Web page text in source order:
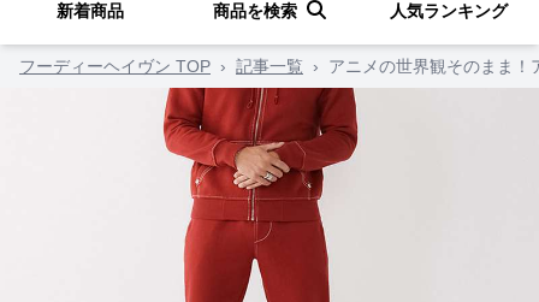
新着商品 商品を検索 人気ランキング
フーディーヘイヴン TOP › 記事一覧 › アニメの世界観そのまま